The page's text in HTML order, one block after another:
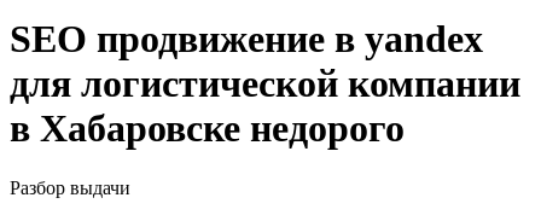
SEO продвижение в yandex
для логистической компании
в Хабаровске недорого
Разбор выдачи